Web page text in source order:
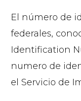
El número de
federales,
Identification
numero de
el Servicio de